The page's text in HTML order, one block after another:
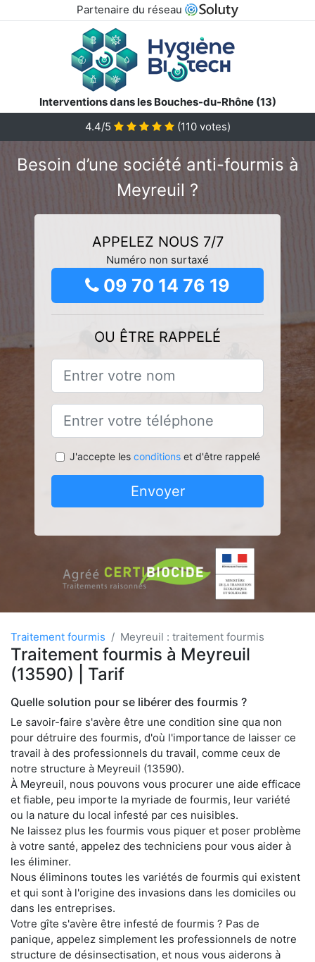
Partenaire du réseau
Interventions dans les Bouches-du-Rhône (13)
4.4/5
(110votes)
Besoin d’une société anti-fourmis à
Meyreuil ?
APPELEZ NOUS 7/7
Numéro non surtaxé
09 70 14 76 19
OU ÊTRE RAPPELÉ
J'accepte les conditionset d'être rappelé
Envoyer
Traitement fourmis Meyreuil : traitement fourmis
Traitement fourmis à Meyreuil
(13590) | Tarif
Quelle solution pour se libérer des fourmis ?
Le savoir-faire s'avère être une condition sine qua non
pour détruire des fourmis, d'où l'importance de laisser ce
travail à des professionnels du travail, comme ceux de
notre structure à Meyreuil (13590).
À Meyreuil, nous pouvons vous procurer une aide efficace
et fiable, peu importe la myriade de fourmis, leur variété
ou la nature du local infesté par ces nuisibles.
Ne laissez plus les fourmis vous piquer et poser problème
à votre santé, appelez des techniciens pour vous aider à
les éliminer.
Nous éliminons toutes les variétés de fourmis qui existent
et qui sont à l'origine des invasions dans les domiciles ou
dans les entreprises.
Votre gîte s'avère être infesté de fourmis ? Pas de
panique, appelez simplement les professionnels de notre
structure de désinsectisation, et nous vous aiderons à